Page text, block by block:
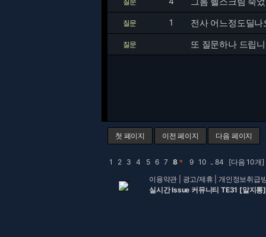
질문 1 전사 어느정도딜
질문 또 질문하나 드립
첫 페이지 이전 페이지 다음 페이지
1 2 3 4 5 6 7 8 ＊ 9 10 .. 84
[다음 10개]
이용약관
광고/제휴 |개인정보취급
실시간 Issue 커뮤니티 TE31 [알지